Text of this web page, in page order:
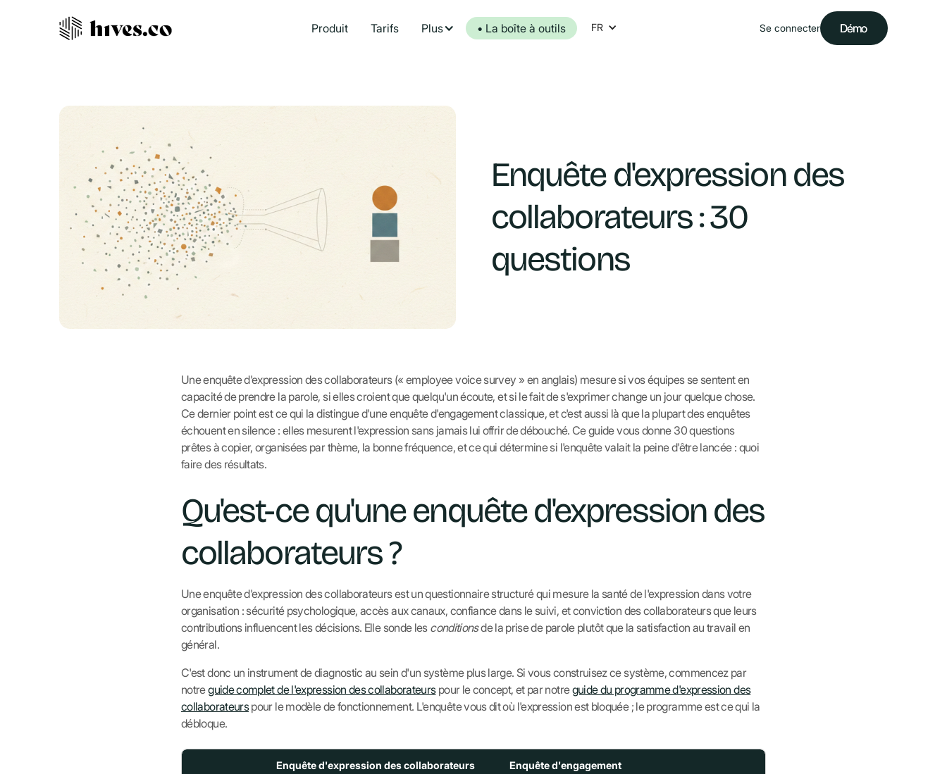
Produit Tarifs Plus • La boîte à outils FR Se connecter Démo
Démo
Enquête d'expression des
collaborateurs : 30
questions
Une enquête d'expression des collaborateurs (« employee voice survey » en anglais) mesure si vos équipes se sentent en
capacité de prendre la parole, si elles croient que quelqu'un écoute, et si le fait de s'exprimer change un jour quelque chose.
Ce dernier point est ce qui la distingue d'une enquête d'engagement classique, et c'est aussi là que la plupart des enquêtes
échouent en silence : elles mesurent l'expression sans jamais lui offrir de débouché. Ce guide vous donne 30 questions
prêtes à copier, organisées par thème, la bonne fréquence, et ce qui détermine si l'enquête valait la peine d'être lancée : quoi
faire des résultats.
Qu'est-ce qu'une enquête d'expression des
collaborateurs ?
Une enquête d'expression des collaborateurs est un questionnaire structuré qui mesure la santé de l'expression dans votre
organisation : sécurité psychologique, accès aux canaux, confiance dans le suivi, et conviction des collaborateurs que leurs
contributions influencent les décisions. Elle sonde les conditionsde la prise de parole plutôt que la satisfaction au travail en
général.
C'est donc un instrument de diagnostic au sein d'un système plus large. Si vous construisez ce système, commencez par
notreguide complet de l'expression des collaborateurspour le concept, et par notreguide du programme d'expression des
collaborateurspour le modèle de fonctionnement. L'enquête vous dit où l'expression est bloquée ; le programme est ce qui la
débloque.
Enquête d'expression des collaborateurs Enquête d'engagement